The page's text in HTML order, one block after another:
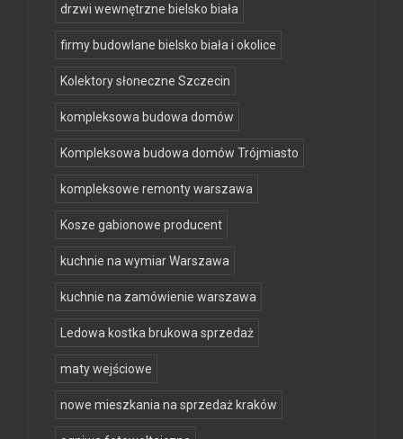
drzwi wewnętrzne bielsko biała
firmy budowlane bielsko biała i okolice
Kolektory słoneczne Szczecin
kompleksowa budowa domów
Kompleksowa budowa domów Trójmiasto
kompleksowe remonty warszawa
Kosze gabionowe producent
kuchnie na wymiar Warszawa
kuchnie na zamówienie warszawa
Ledowa kostka brukowa sprzedaż
maty wejściowe
nowe mieszkania na sprzedaż kraków